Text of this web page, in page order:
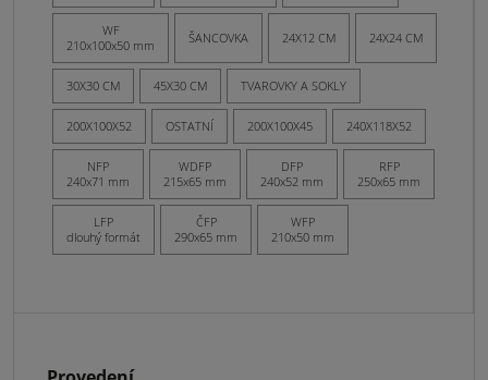
WF
210x100x50 mm
ŠANCOVKA 24X12 CM 24X24 CM
30X30 CM 45X30 CM TVAROVKY A SOKLY
200X100X52 OSTATNÍ 200X100X45 240X118X52
NFP
240x71 mm
WDFP
215x65 mm
DFP
240x52 mm
RFP
250x65 mm
LFP
dlouhý formát
ČFP
290x65 mm
WFP
210x50 mm